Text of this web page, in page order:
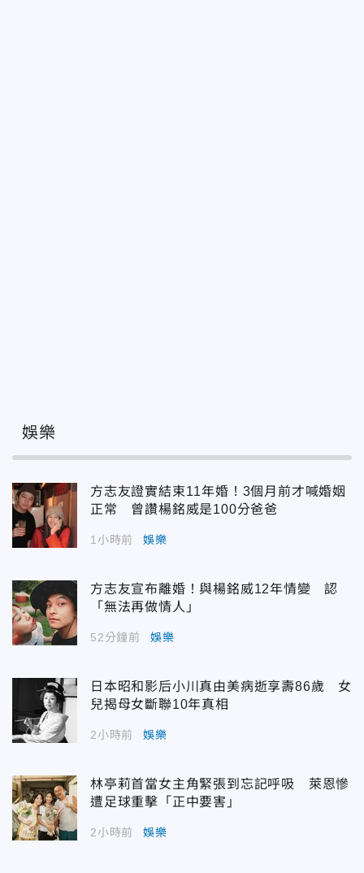
娛樂
方志友證實結束11年婚！3個月前才喊婚姻
正常 曾讚楊銘威是100分爸爸
1小時前 娛樂
方志友宣布離婚！與楊銘威12年情變 認
「無法再做情人」
52分鐘前 娛樂
日本昭和影后小川真由美病逝享壽86歲 女
兒揭母女斷聯10年真相
2小時前 娛樂
林亭莉首當女主角緊張到忘記呼吸 萊恩慘
遭足球重擊「正中要害」
2小時前 娛樂